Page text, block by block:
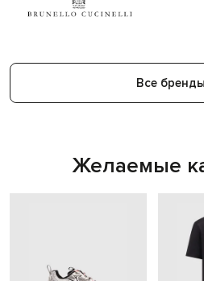
Все бренды
Желаемые